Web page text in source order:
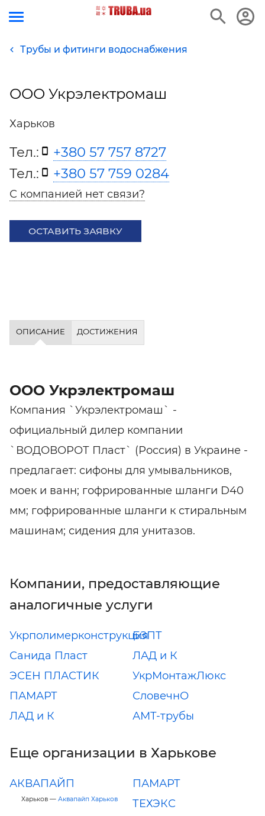
Трубы и фитинги водоснабжения
ООО Укрэлектромаш
Харьков
Тел.:
+380 57 757 8727
Тел.:
+380 57 759 0284
С компанией нет связи?
ОСТАВИТЬ ЗАЯВКУ
ОПИСАНИЕ ДОСТИЖЕНИЯ
ООО Укрэлектромаш
Компания `Укрэлектромаш` -
официальный дилер компании
`ВОДОВОРОТ Пласт` (Россия) в Украине -
предлагает: сифоны для умывальников,
моек и ванн; гофрированные шланги D40
мм; гофрированные шланги к стиральным
машинам; сидения для унитазов.
Компании, предоставляющие
аналогичные услуги
УкрполимерконструкцияБЗПТ
Санида Пласт
ЛАД и К
ЭСЕН ПЛАСТИК
УкрМонтажЛюкс
ПАМАРТ
СловечнО
ЛАД и К
АМТ-трубы
Еще организации в Харькове
АКВАПАЙП
Харьков — Аквапайп Харьков
ПАМАРТ
ТЕХЭКС